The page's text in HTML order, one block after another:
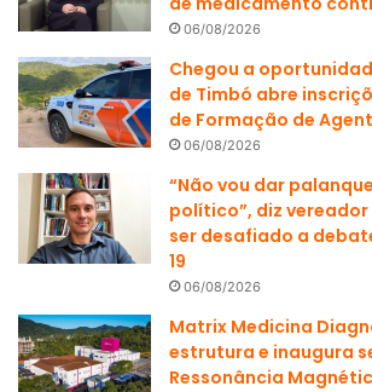
06/08/2026
Chegou a
de Timbó abre
de Formação de
06/08/2026
“Não vou dar
político”, diz
ser desafiado a
19
06/08/2026
Matrix Medicina
estrutura e inaugura
Ressonância